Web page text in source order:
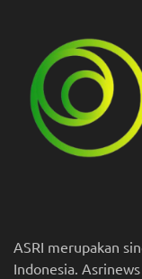
ASRI merupakan
Indonesia.